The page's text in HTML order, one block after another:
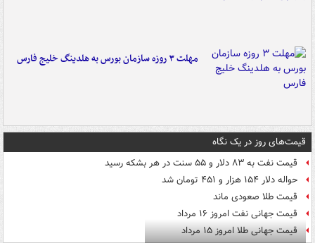
مهلت ۳ روزه سازمان بورس به هلدینگ خلیج فارس
قیمت‌های روز در یک نگاه
قیمت نفت به ۸۳ دلار و ۵۵ سنت در هر بشکه رسید
حواله دلار ۱۵۴ هزار و ۴۵۱ تومان شد
قیمت طلا صعودی ماند
قیمت جهانی نفت امروز ۱۶ مرداد
قیمت جهانی طلا امروز ۱۵ مرداد